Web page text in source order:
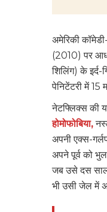
अमेरिकी
(2010) पर
शिलिंग) के इर्द-
पेनिटेंटरी में 15
नेटफ्लिक्स की
होमोफोबिया,
अपनी एक्स-
अपने पूर्व को
जब उसे दस
भी उसी जेल में